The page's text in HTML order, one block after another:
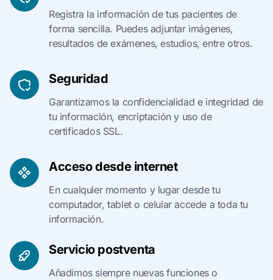
Registra la información de tus pacientes de
forma sencilla. Puedes adjuntar imágenes,
resultados de exámenes, estudios, entre otros.
Seguridad
Garantizamos la confidencialidad e integridad de
tu información, encriptación y uso de
certificados SSL.
Acceso desde internet
En cualquier momento y lugar desde tu
computador, tablet o celular accede a toda tu
información.
Servicio postventa
Añadimos siempre nuevas funciones o